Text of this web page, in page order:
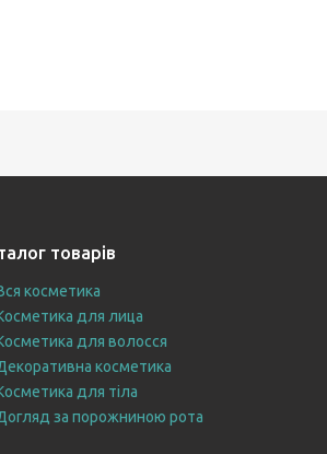
товарів
косметика
для лица
для волосся
косметика
для тіла
за порожниною рота